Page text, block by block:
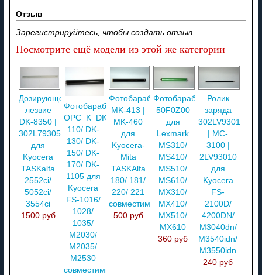
Отзыв
Зарегистрируйтесь, чтобы создать отзыв.
Посмотрите ещё модели из этой же категории
Дозирующее
лезвие
DK-8350 |
302L793050
для
Kyocera
TASKalfa
2552ci/
5052ci/
3554ci
1500 руб
Фотобарабан
OPC_K_DK-
110/ DK-
130/ DK-
150/ DK-
170/ DK-
1105 для
Kyocera
FS-1016/
1028/
1035/
M2030/
M2035/
M2530
совместимый
Фотобарабан
MK-413 |
MK-460
для
Kyocera-
Mita
TASKAlfa
180/ 181/
220/ 221
совместимый
500 руб
Фотобарабан
50F0Z00
для
Lexmark
MS310/
MS410/
MS510/
MS610/
MX310/
MX410/
MX510/
MX610
360 руб
Ролик
заряда
302LV93010
| MC-
3100 |
2LV93010
для
Kyocera
FS-
2100D/
4200DN/
M3040dn/
M3540idn/
M3550idn
240 руб